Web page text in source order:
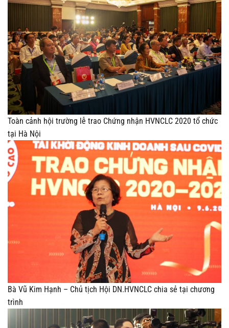
Toàn cảnh hội trường lễ trao Chứng nhận HVNCLC 2020 tổ chức
tại Hà Nội
Bà Vũ Kim Hạnh – Chủ tịch Hội DN.HVNCLC chia sẻ tại chương
trình